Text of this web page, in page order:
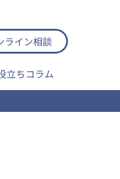
ライン相談
立ちコラム